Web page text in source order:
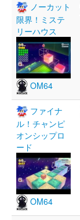
ノーカット
限界！ミステ
リーハウス
OM64
ファイナ
ル！チャンピ
オンシップロ
ード
OM64